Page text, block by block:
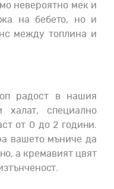
невероятно мек и
на бебето, но и
между топлина и
радост в нашия
специално
от 0 до 2 години.
вашето мъниче да
а кремавият цвят